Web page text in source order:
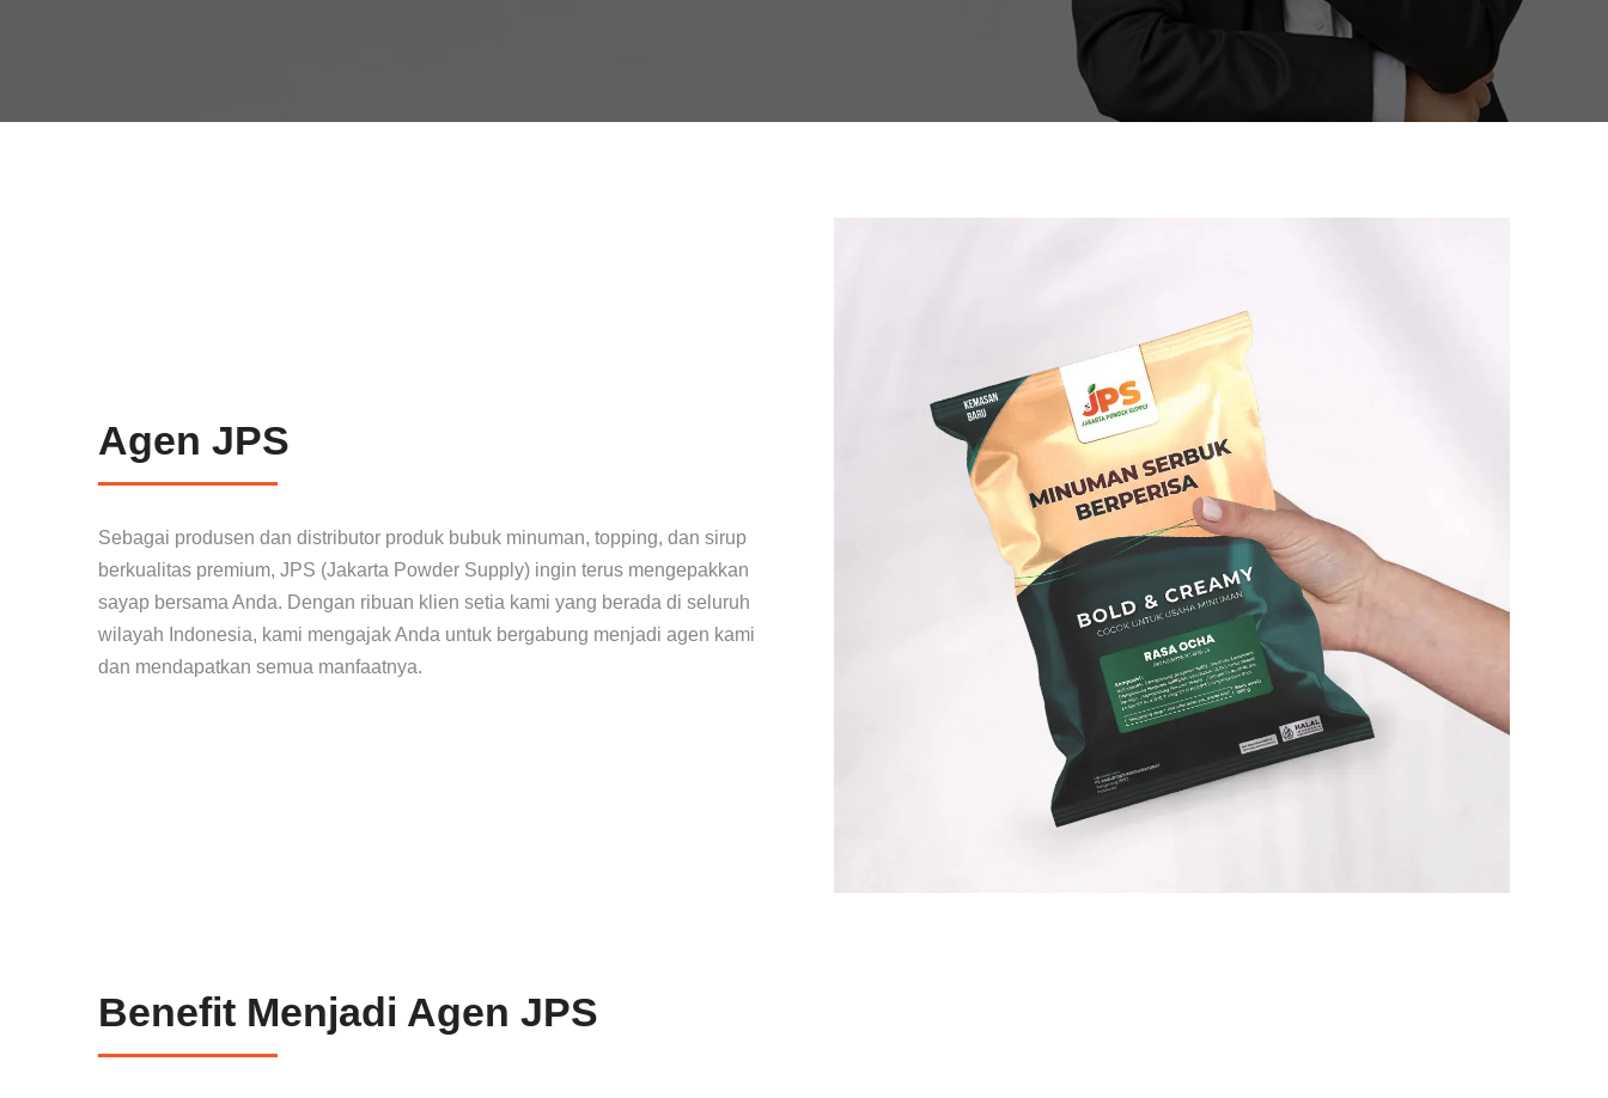
Agen JPS
Sebagai produsen dan distributor produk bubuk minuman, topping, dan sirup
berkualitas premium, JPS (Jakarta Powder Supply) ingin terus mengepakkan
sayap bersama Anda. Dengan ribuan klien setia kami yang berada di seluruh
wilayah Indonesia, kami mengajak Anda untuk bergabung menjadi agen kami
dan mendapatkan semua manfaatnya.
Benefit Menjadi Agen JPS